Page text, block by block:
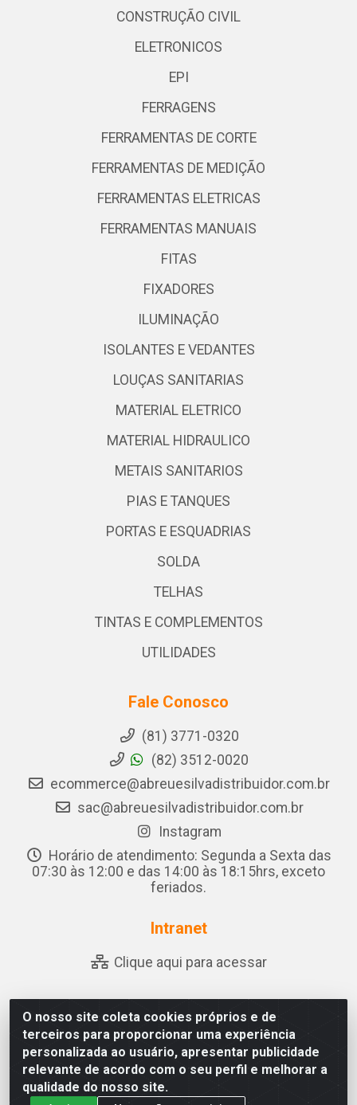
O nosso site coleta cookies próprios e de
terceiros para proporcionar uma experiência
personalizada ao usuário, apresentar publicidade
relevante de acordo com o seu perfil e melhorar a
qualidade do nosso site.
CONSTRUÇÃO CIVIL
ELETRONICOS
EPI
FERRAGENS
FERRAMENTAS DE CORTE
FERRAMENTAS DE MEDIÇÃO
FERRAMENTAS ELETRICAS
FERRAMENTAS MANUAIS
FITAS
FIXADORES
ILUMINAÇÃO
ISOLANTES E VEDANTES
LOUÇAS SANITARIAS
MATERIAL ELETRICO
MATERIAL HIDRAULICO
METAIS SANITARIOS
PIAS E TANQUES
PORTAS E ESQUADRIAS
SOLDA
TELHAS
TINTAS E COMPLEMENTOS
UTILIDADES
Fale Conosco
(81) 3771-0320
(82) 3512-0020
ecommerce@abreuesilvadistribuidor.com.br
sac@abreuesilvadistribuidor.com.br
Instagram
Horário de atendimento: Segunda a Sexta das
07:30 às 12:00 e das 14:00 às 18:15hrs, exceto
feriados.
Intranet
Clique aqui para acessar
Abreu & Silva - Rua Padre Jose de Souza Leite, 265 - Ariado,
Olho D'Água das Flores/AL - CEP 57.442-000 - CNPJ
04.790.656/0001-06